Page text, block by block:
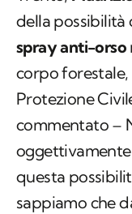
della
spray anti-orso
corpo
Protezione
commentato –
questa
sappiamo che